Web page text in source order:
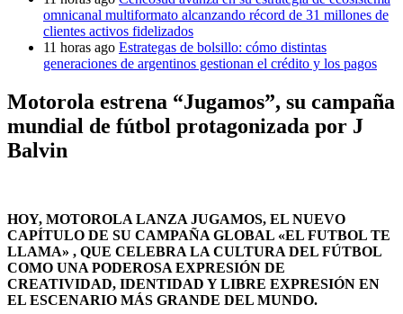
omnicanal multiformato alcanzando récord de 31 millones de
clientes activos fidelizados
11 horas ago Estrategas de bolsillo: cómo distintas
generaciones de argentinos gestionan el crédito y los pagos
Motorola estrena “Jugamos”, su campaña
mundial de fútbol protagonizada por J
Balvin
HOY, MOTOROLA LANZA JUGAMOS, EL NUEVO
CAPÍTULO DE SU CAMPAÑA GLOBAL «EL FUTBOL TE
LLAMA» , QUE CELEBRA LA CULTURA DEL FÚTBOL
COMO UNA PODEROSA EXPRESIÓN DE
CREATIVIDAD, IDENTIDAD Y LIBRE EXPRESIÓN EN
EL ESCENARIO MÁS GRANDE DEL MUNDO.